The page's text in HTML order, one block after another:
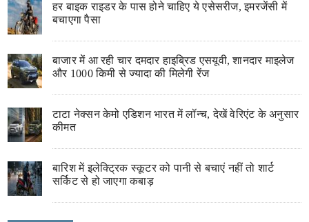
हर बाइक राइडर के पास होने चाहिए ये एसेसरीज, इमरजेंसी में
बचाएगा पैसा
बाजार में आ रही चार दमदार हाइब्रिड एसयूवी, शानदार माइलेज
और 1000 किमी से ज्यादा की मिलेगी रेंज
टाटा नेक्सन केमो एडिशन भारत में लॉन्च, देखें वेरिएंट के अनुसार
कीमत
बारिश में इलेक्ट्रिक स्कूटर को पानी से बचाएं नहीं तो शार्ट
सर्किट से हो जाएगा कबाड़